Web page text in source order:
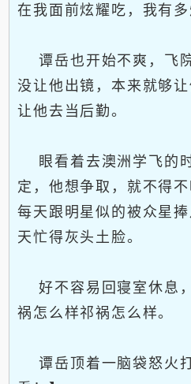
在我面前炫耀吃，我有多
谭岳也开始不爽，飞
没让他出镜，本来就够
让他去当后勤。
眼看着去澳洲学飞的
定，他想争取，就不得
每天跟明星似的被众星
天忙得灰头土脸。
好不容易回寝室休息
祸怎么样祁祸怎么样。
谭岳顶着一脑袋怒火